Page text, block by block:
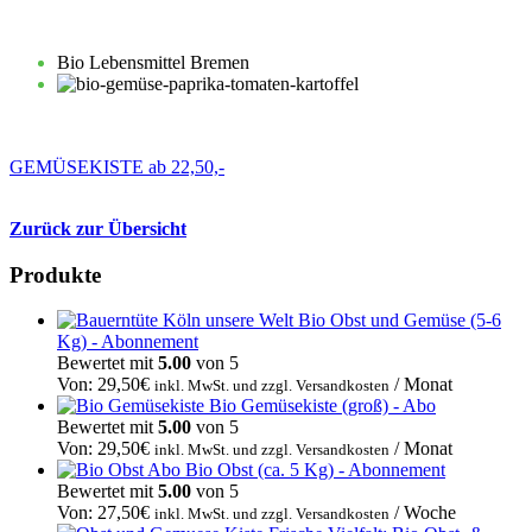
Bio Lebensmittel Bremen
GEMÜSEKISTE ab 22,50,-
Zurück zur Übersicht
Produkte
Bio Obst und Gemüse (5-6
Kg) - Abonnement
Bewertet mit 5.00 von 5
Von: 29,50€ inkl. MwSt. und zzgl. Versandkosten / Monat
Bio Gemüsekiste (groß) - Abo
Bewertet mit 5.00 von 5
Von: 29,50€ inkl. MwSt. und zzgl. Versandkosten / Monat
Bio Obst (ca. 5 Kg) - Abonnement
Bewertet mit 5.00 von 5
Von: 27,50€ inkl. MwSt. und zzgl. Versandkosten / Woche